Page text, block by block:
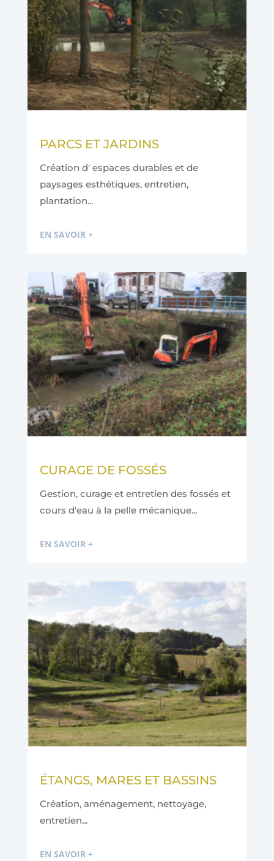
PARCS ET JARDINS
Création d' espaces durables et de
paysages esthétiques, entretien,
plantation...
EN SAVOIR +
CURAGE DE FOSSÉS
Gestion, curage et entretien des fossés et
cours d'eau à la pelle mécanique...
EN SAVOIR +
ÉTANGS, MARES ET BASSINS
Création, aménagement, nettoyage,
entretien...
EN SAVOIR +